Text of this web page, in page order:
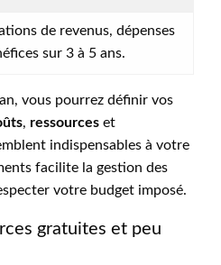
de revenus, dépenses
sur 3 à 5 ans.
vous pourrez définir vos
, ressources et
indispensables à votre
facilite la gestion des
votre budget imposé.
gratuites et peu